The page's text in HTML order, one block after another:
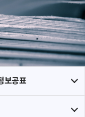
보공표